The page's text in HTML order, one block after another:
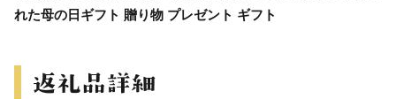
れた母の日ギフト 贈り物 プレゼント ギフト